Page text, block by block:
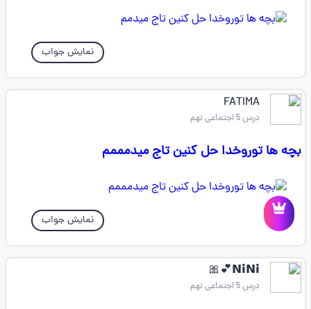
نمایش جواب
FATIMA
درس 5 اجتماعی نهم
بچه ها توروخدا حل کنین تاج میدمممم
نمایش جواب
‌𝗡𝗶𝗡𝗶💕🎀
درس 5 اجتماعی نهم